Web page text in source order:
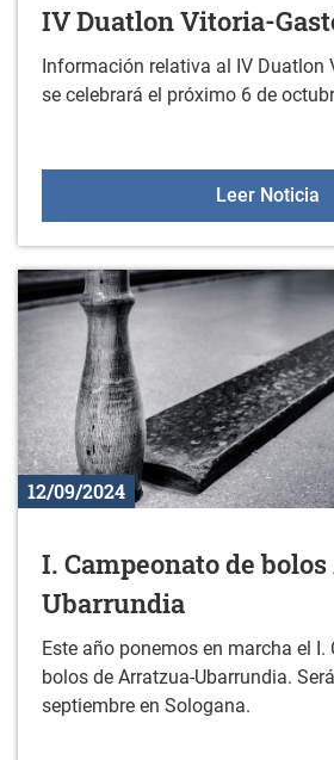
IV Duatlon Vitoria-
Información relativa al IV Duatlon
se celebrará el próximo 6 de
Leer Noticia
12/09/2024
I. Campeonato de
Ubarrundia
Este año ponemos en marcha el I.
bolos de Arratzua-Ubarrundia.
septiembre en Sologana.